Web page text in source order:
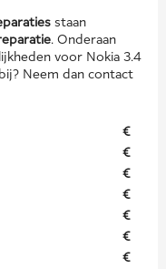
staan
. Onderaan
voor Nokia 3.4
Neem dan contact
€
€
€
€
€
€
€